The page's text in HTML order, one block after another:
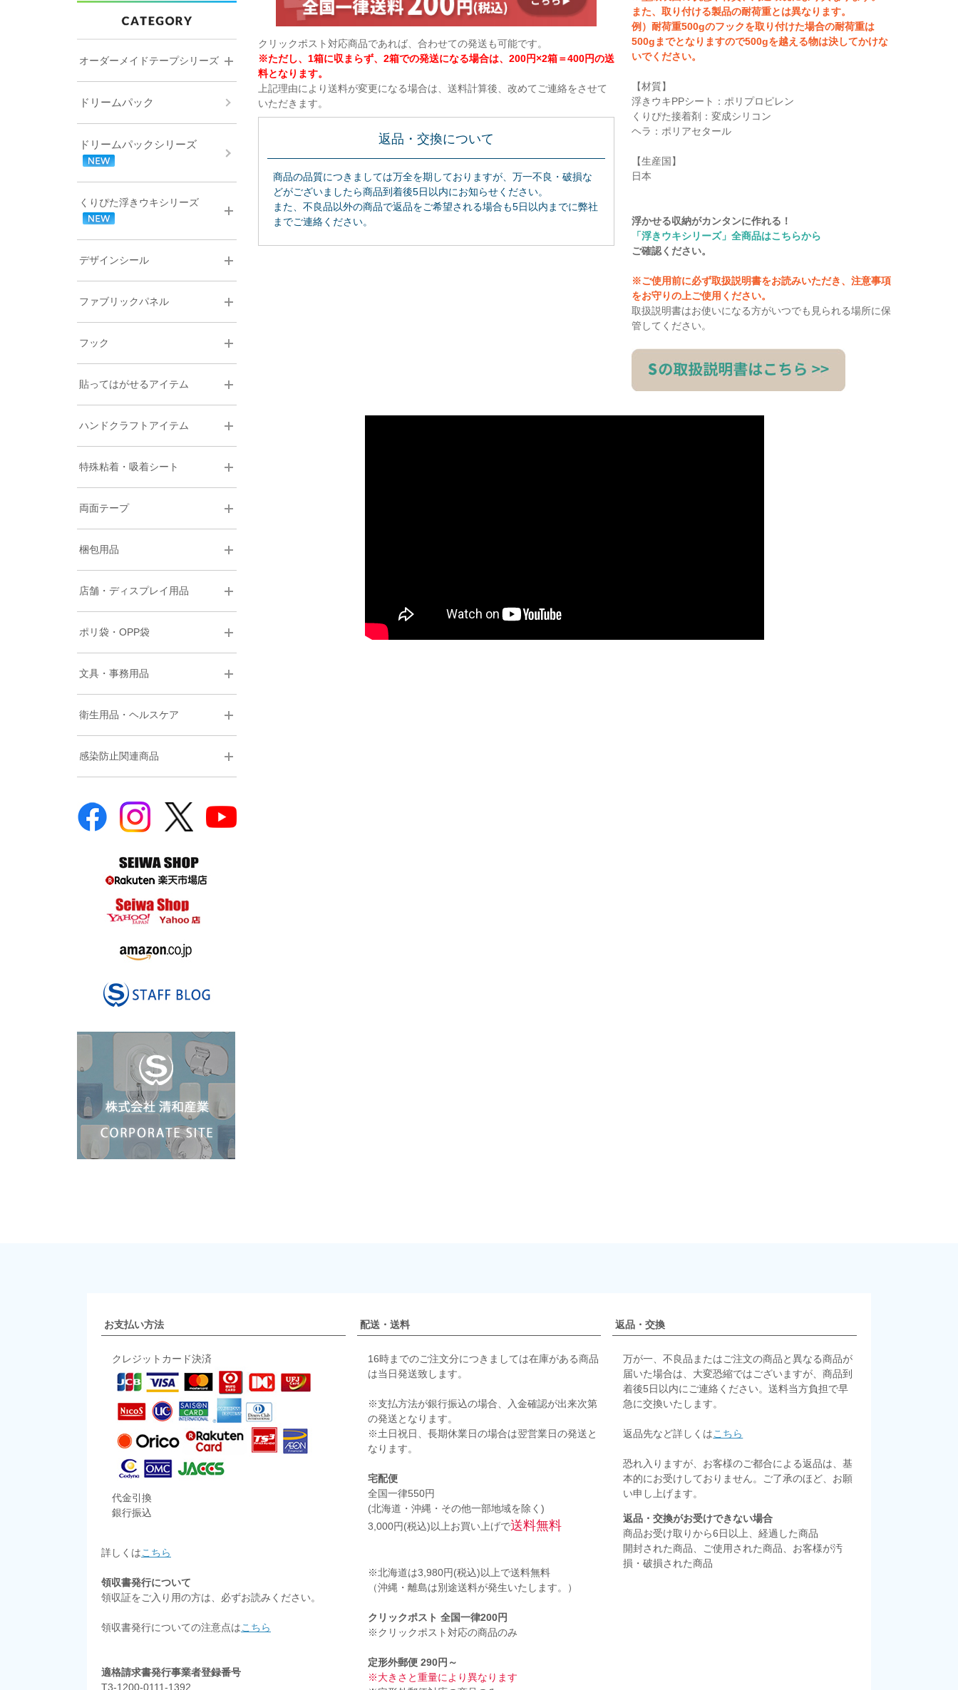
オーダーメイドテープシリーズ
ドリームパック
ドリームパックシリーズ
くりぴた浮きウキシリーズ
デザインシール
ファブリックパネル
フック
貼ってはがせるアイテム
ハンドクラフトアイテム
特殊粘着・吸着シート
両面テープ
梱包用品
店舗・ディスプレイ用品
ポリ袋・OPP袋
文具・事務用品
衛生用品・ヘルスケア
感染防止関連商品
クリックポスト対応商品であれば、合わせての発送も可能です。
※ただし、1箱に収まらず、2箱での発送になる場合は、200円×2箱＝400円の送
料となります。
上記理由により送料が変更になる場合は、送料計算後、改めてご連絡をさせて
いただきます。
返品・交換について
商品の品質につきましては万全を期しておりますが、万一不良・破損な
どがございましたら商品到着後5日以内にお知らせください。
また、不良品以外の商品で返品をご希望される場合も5日以内までに弊社
までご連絡ください。
また、取り付ける製品の耐荷重とは異なります。
例）耐荷重500gのフックを取り付けた場合の耐荷重は
500gまでとなりますので500gを越える物は決してかけな
いでください。
【材質】
浮きウキPPシート：ポリプロピレン
くりぴた接着剤：変成シリコン
ヘラ：ポリアセタール
【生産国】
日本
浮かせる収納がカンタンに作れる！
「浮きウキシリーズ」全商品はこちらから
ご確認ください。
※ご使用前に必ず取扱説明書をお読みいただき、注意事項
をお守りの上ご使用ください。
取扱説明書はお使いになる方がいつでも見られる場所に保
管してください。
お支払い方法
クレジットカード決済
代金引換
銀行振込
詳しくはこちら
領収書発行について
領収証をご入り用の方は、必ずお読みください。
領収書発行についての注意点はこちら
適格請求書発行事業者登録番号
T3-1200-0111-1392
配送・送料
16時までのご注文分につきましては在庫がある商品
は当日発送致します。
※支払方法が銀行振込の場合、入金確認が出来次第
の発送となります。
※土日祝日、長期休業日の場合は翌営業日の発送と
なります。
宅配便
全国一律550円
(北海道・沖縄・その他一部地域を除く)
3,000円(税込)以上お買い上げで送料無料
※北海道は3,980円(税込)以上で送料無料
（沖縄・離島は別途送料が発生いたします。）
クリックポスト 全国一律200円
※クリックポスト対応の商品のみ
定形外郵便 290円～
※大きさと重量により異なります
返品・交換
万が一、不良品またはご注文の商品と異なる商品が
届いた場合は、大変恐縮ではございますが、商品到
着後5日以内にご連絡ください。送料当方負担で早
急に交換いたします。
返品先など詳しくはこちら
恐れ入りますが、お客様のご都合による返品は、基
本的にお受けしておりません。ご了承のほど、お願
い申し上げます。
返品・交換がお受けできない場合
商品お受け取りから6日以上、経過した商品
開封された商品、ご使用された商品、お客様が汚
損・破損された商品